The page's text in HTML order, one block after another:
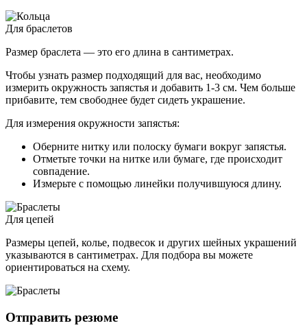
Для браслетов
Размер браслета — это его длина в сантиметрах.
Чтобы узнать размер подходящий для вас, необходимо
измерить окружность запястья и добавить 1-3 см. Чем больше
прибавите, тем свободнее будет сидеть украшение.
Для измерения окружности запястья:
Оберните нитку или полоску бумаги вокруг запястья.
Отметьте точки на нитке или бумаге, где происходит
совпадение.
Измерьте с помощью линейки получившуюся длину.
Для цепей
Размеры цепей, колье, подвесок и других шейных украшений
указываются в сантиметрах. Для подбора вы можете
ориентироваться на схему.
Отправить резюме